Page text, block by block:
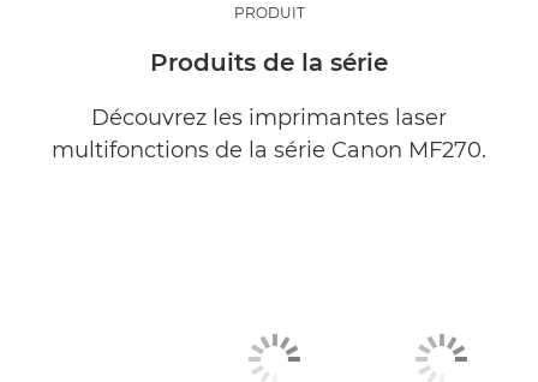
PRODUIT
Produits de la série
Découvrez les imprimantes laser
multifonctions de la série Canon MF270.